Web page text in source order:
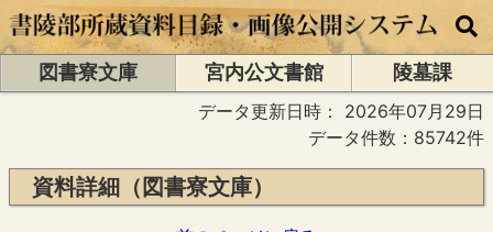
図書寮文庫 宮内公文書館
陵墓課
データ更新日時： 2026年07月29日
データ件数：85742件
資料詳細（図書寮文庫）